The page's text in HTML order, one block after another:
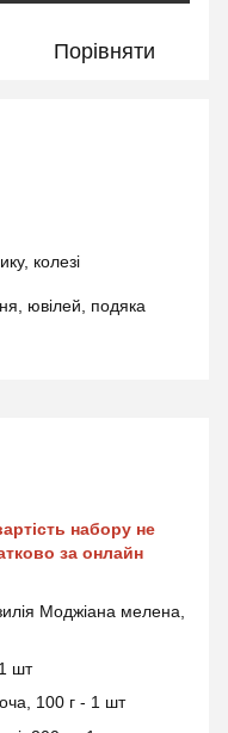
Порівняти
колезі
ювілей, подяка
набору не
за онлайн
Моджіана мелена,
шт
100 г - 1 шт